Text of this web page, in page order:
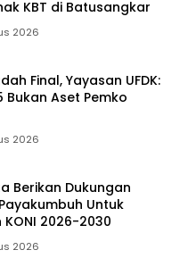
KBT di Batusangkar
2026
Final, Yayasan UFDK:
Bukan Aset Pemko
2026
Berikan Dukungan
Untuk
2026-2030
2026